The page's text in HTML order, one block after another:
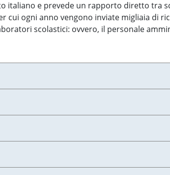
italiano e prevede un rapporto diretto tra
ogni anno vengono inviate migliaia di
scolastici: ovvero, il personale